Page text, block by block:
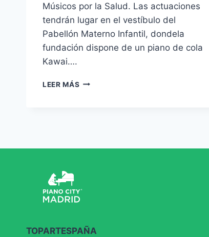
Músicos por la Salud. Las actuaciones
tendrán lugar en el vestíbulo del
Pabellón Materno Infantil, dondela
fundación dispone de un piano de cola
Kawai….
LEER MÁS PIANO
LA
MÚSICA
A
TOPARTESPAÑA